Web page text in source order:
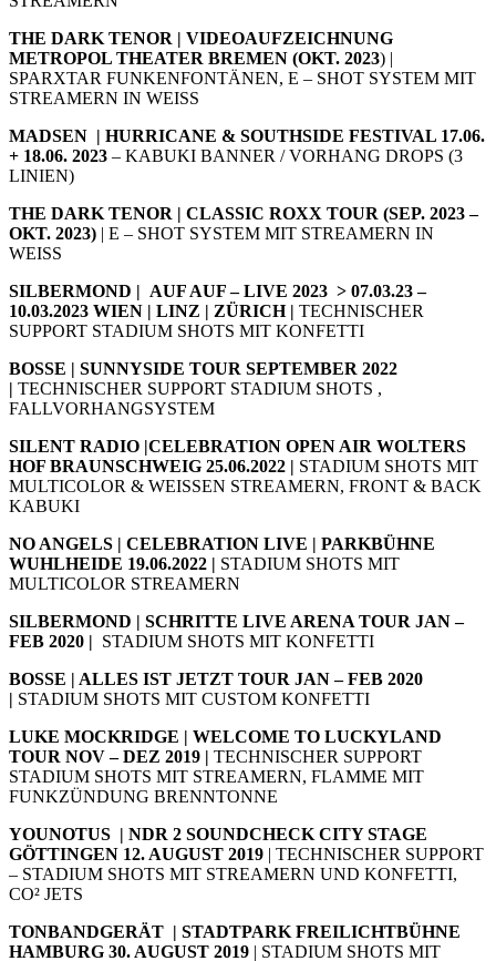
THE DARK TENOR | VIDEOAUFZEICHNUNG
METROPOL THEATER BREMEN (OKT. 2023) |
SPARXTAR FUNKENFONTÄNEN, E – SHOT SYSTEM MIT
STREAMERN IN WEISS
MADSEN | HURRICANE & SOUTHSIDE FESTIVAL 17.06.
+ 18.06. 2023 – KABUKI BANNER / VORHANG DROPS (3
LINIEN)
THE DARK TENOR | CLASSIC ROXX TOUR (SEP. 2023 –
OKT. 2023) | E – SHOT SYSTEM MIT STREAMERN IN
WEISS
SILBERMOND | AUF AUF – LIVE 2023 > 07.03.23 –
10.03.2023 WIEN | LINZ | ZÜRICH | TECHNISCHER
SUPPORT STADIUM SHOTS MIT KONFETTI
BOSSE | SUNNYSIDE TOUR SEPTEMBER 2022
| TECHNISCHER SUPPORT STADIUM SHOTS ,
FALLVORHANGSYSTEM
SILENT RADIO |CELEBRATION OPEN AIR WOLTERS
HOF BRAUNSCHWEIG 25.06.2022 | STADIUM SHOTS MIT
MULTICOLOR & WEISSEN STREAMERN, FRONT & BACK
KABUKI
NO ANGELS | CELEBRATION LIVE | PARKBÜHNE
WUHLHEIDE 19.06.2022 | STADIUM SHOTS MIT
MULTICOLOR STREAMERN
SILBERMOND | SCHRITTE LIVE ARENA TOUR JAN –
FEB 2020 | STADIUM SHOTS MIT KONFETTI
BOSSE | ALLES IST JETZT TOUR JAN – FEB 2020
| STADIUM SHOTS MIT CUSTOM KONFETTI
LUKE MOCKRIDGE | WELCOME TO LUCKYLAND
TOUR NOV – DEZ 2019 | TECHNISCHER SUPPORT
STADIUM SHOTS MIT STREAMERN, FLAMME MIT
FUNKZÜNDUNG BRENNTONNE
YOUNOTUS | NDR 2 SOUNDCHECK CITY STAGE
GÖTTINGEN 12. AUGUST 2019 | TECHNISCHER SUPPORT
– STADIUM SHOTS MIT STREAMERN UND KONFETTI,
CO² JETS
TONBANDGERÄT | STADTPARK FREILICHTBÜHNE
HAMBURG 30. AUGUST 2019 | STADIUM SHOTS MIT